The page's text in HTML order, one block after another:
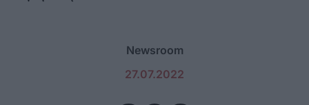
Newsroom
27.07.2022